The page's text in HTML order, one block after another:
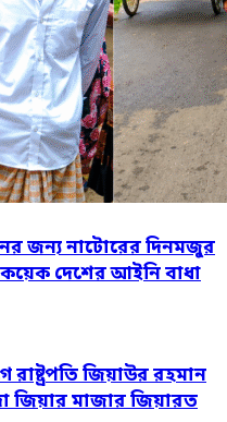
জন্য নাটোরের দিনমজুর
কয়েক দেশের আইনি বাধা
রাষ্ট্রপতি জিয়াউর রহমান
জিয়ার মাজার জিয়ারত